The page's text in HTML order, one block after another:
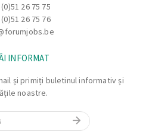
26 75 75
26 75 76
INFORMAT
și primiți buletinul informativ și
noastre.